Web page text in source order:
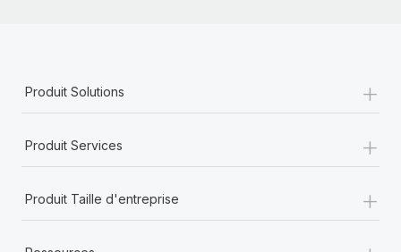
Produit Solutions +
Produit Services +
Produit Taille d'entreprise +